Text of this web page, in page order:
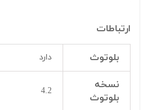
ارتباطات
بلوتوث دارد
نسخه
بلوتوث
4.2